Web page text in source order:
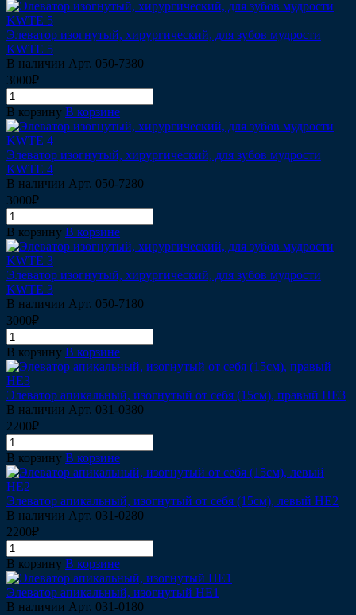
Элеватор изогнутый, хирургический, для зубов мудрости
KWTE 5
В наличии Арт. 050-7380
3000₽
В корзину В корзине
Элеватор изогнутый, хирургический, для зубов мудрости
KWTE 4
В наличии Арт. 050-7280
3000₽
В корзину В корзине
Элеватор изогнутый, хирургический, для зубов мудрости
KWTE 3
В наличии Арт. 050-7180
3000₽
В корзину В корзине
Элеватор апикальный, изогнутый от себя (15см), правый HE3
В наличии Арт. 031-0380
2200₽
В корзину В корзине
Элеватор апикальный, изогнутый от себя (15см), левый HE2
В наличии Арт. 031-0280
2200₽
В корзину В корзине
Элеватор апикальный, изогнутый HE1
В наличии Арт. 031-0180